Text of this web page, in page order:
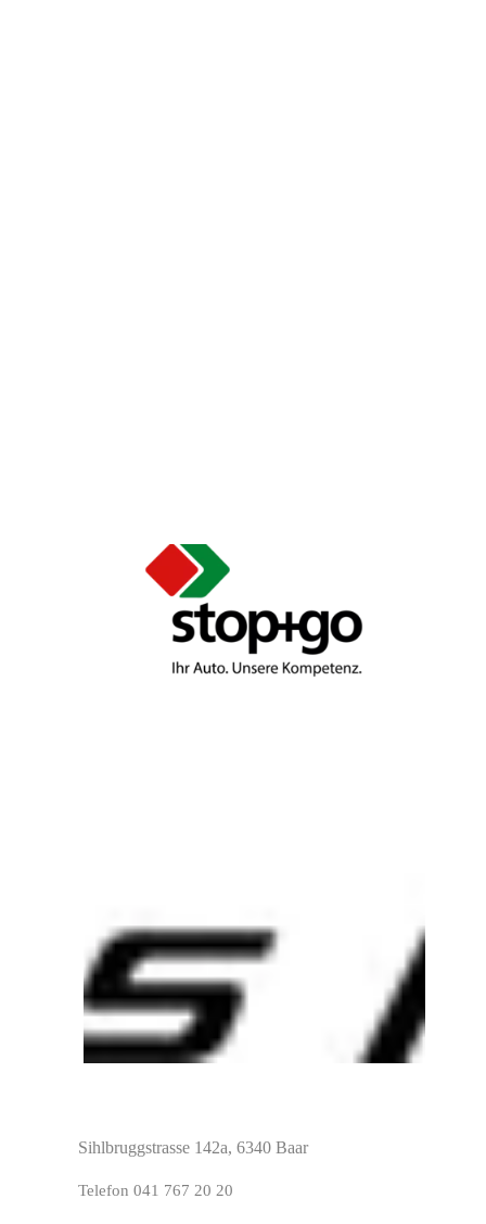
Sihlbruggstrasse 142a, 6340 Baar
Telefon 041 767 20 20